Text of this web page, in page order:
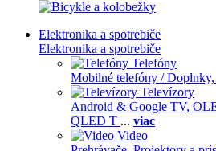
Elektronika a spotrebiče
Elektronika a spotrebiče
Telefóny
Mobilné telefóny / Doplnky,
Televízory
Android & Google TV,
QLED T ... viac
Video